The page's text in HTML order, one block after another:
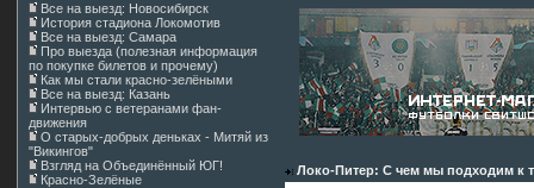
Все на выезд: Новосибирск
История стадиона Локомотив
Все на выезд: Самара
Про выезда (полезная информация
по покупке билетов и прочему)
Как мы стали красно-зелёными
Все на выезд: Казань
Интервью с ветеранами фан-
движения
О старых-добрых деньках - Митяй из
"Викингов"
Взгляд на Объединённый ЮГ!
Красно-Зелёные
Локо-Питер: С чем мы подходим к